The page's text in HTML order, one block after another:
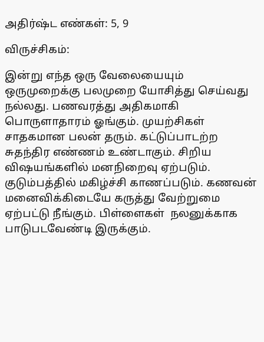
அதிர்ஷ்ட எண்கள்: 5, 9
விருச்சிகம்:
இன்று எந்த ஒரு வேலையையும்
ஒருமுறைக்கு பலமுறை யோசித்து செய்வது
நல்லது. பணவரத்து அதிகமாகி
பொருளாதாரம் ஓங்கும். முயற்சிகள்
சாதகமான பலன் தரும். கட்டுப்பாடற்ற
சுதந்திர எண்ணம் உண்டாகும். சிறிய
விஷயங்களில் மனநிறைவு ஏற்படும்.
குடும்பத்தில் மகிழ்ச்சி காணப்படும். கணவன்
மனைவிக்கிடையே கருத்து வேற்றுமை
ஏற்பட்டு நீங்கும். பிள்ளைகள் நலனுக்காக
பாடுபடவேண்டி இருக்கும்.